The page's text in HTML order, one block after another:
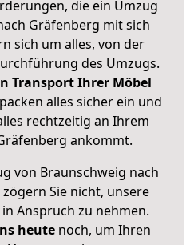
die ein Umzug
Gräfenberg mit sich
sich um alles, von der
des Umzugs.
Transport Ihrer Möbel
alles sicher ein und
rechtzeitig an Ihrem
ankommt.
von Braunschweig nach
Sie nicht, unsere
Anspruch zu nehmen.
heutenoch, um Ihren